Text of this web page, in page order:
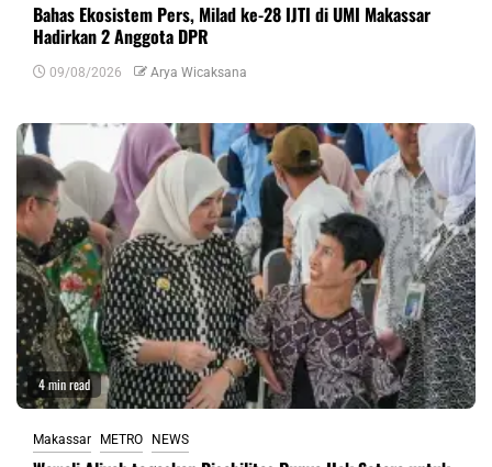
Bahas Ekosistem Pers, Milad ke-28 IJTI di UMI Makassar
Hadirkan 2 Anggota DPR
09/08/2026 Arya Wicaksana
4 min read
Makassar METRO NEWS